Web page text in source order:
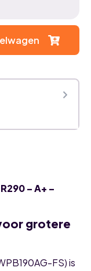
– A+ –
grotere
FS) is